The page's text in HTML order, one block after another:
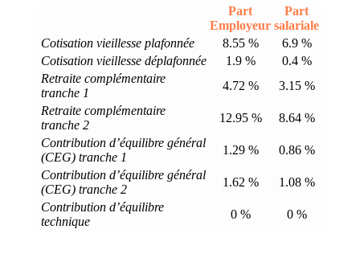
Part
Employeur
Part
salariale
Cotisation vieillesse plafonnée
8.55 %
6.9 %
Cotisation vieillesse déplafonnée
1.9 %
0.4 %
Retraite complémentaire
tranche 1
4.72 %
3.15 %
Retraite complémentaire
tranche 2
12.95 %
8.64 %
Contribution d’équilibre général
(CEG) tranche 1
1.29 %
0.86 %
Contribution d’équilibre général
(CEG) tranche 2
1.62 %
1.08 %
Contribution d’équilibre
technique
0 % 0 %